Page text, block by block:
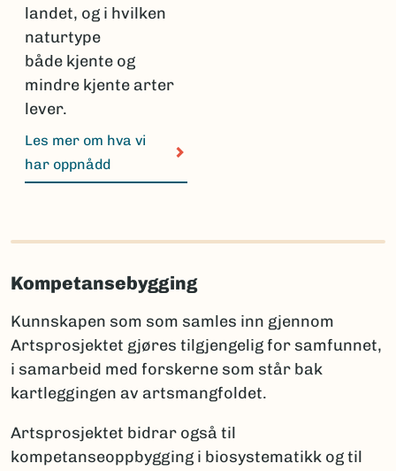
landet, og i hvilken
naturtype
både kjente og
mindre kjente arter
lever.
Les mer om hva vi
har oppnådd
Kompetansebygging
Kunnskapen som som samles inn gjennom
Artsprosjektet gjøres tilgjengelig for samfunnet,
i samarbeid med forskerne som står bak
kartleggingen av artsmangfoldet.
Artsprosjektet bidrar også til
kompetanseoppbygging i biosystematikk og til